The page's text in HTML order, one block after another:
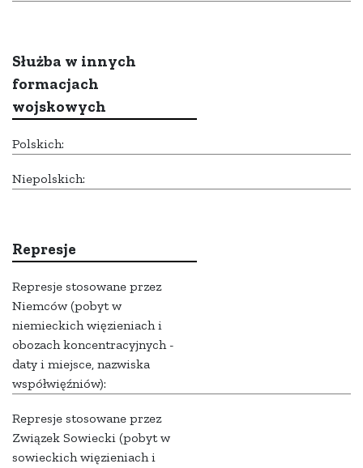
Służba w innych
formacjach
wojskowych
Polskich:
Niepolskich:
Represje
Represje stosowane przez
Niemców (pobyt w
niemieckich więzieniach i
obozach koncentracyjnych -
daty i miejsce, nazwiska
współwięźniów):
Represje stosowane przez
Związek Sowiecki (pobyt w
sowieckich więzieniach i